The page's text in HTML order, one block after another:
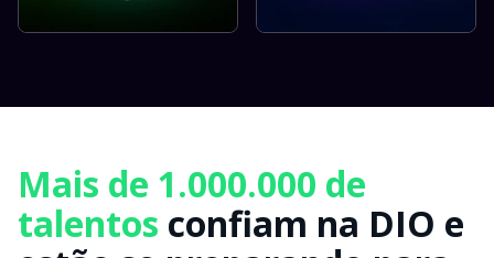
Mais de 1.000.000 de
talentos confiam na DIO e